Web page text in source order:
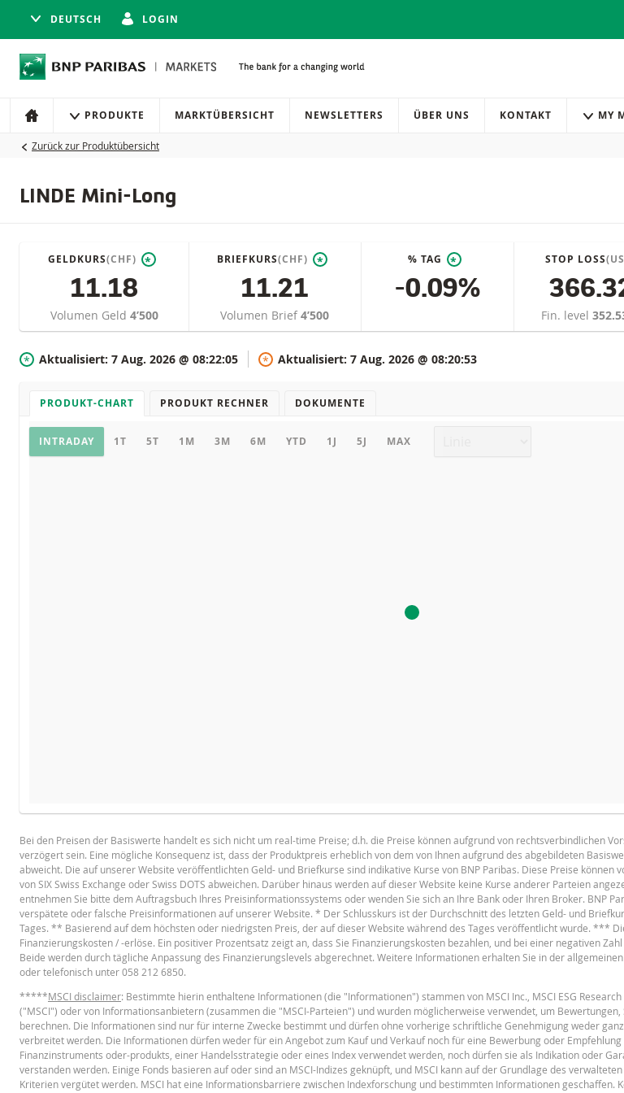
DEUTSCH LOGIN
Navigation
Seitennavigation
HOME PRODUKTE MARKTÜBERSICHT NEWSLETTERS ÜBER UNS KONTAKT MY
Zurück zur Produktübersicht
LINDE Mini-Long
GELDKURS(CHF) *
11.18
Volumen Geld 4’500
BRIEFKURS(CHF) *
11.21
Volumen Brief4’500
% TAG *
-0.09%
STOP LOSS
Fin. level
* Aktualisiert: 7 Aug. 2026 @ 08:22:05 * Aktualisiert: 7 Aug. 2026 @ 08:20:53
PRODUKT-CHART PRODUKT RECHNER DOKUMENTE
Chart
INTRADAY 1T 5T 1M 3M 6M YTD 1J 5J MAX
NEUER REFERENZKURS STÜCKZAHL
AKTUELLE
Referenzkurs
Finanzierungslevel
Stop Loss Level
Leverage
Wert Position (CHF)
Mini Future (CHF)
BROSCHÜRE
Deutsch PDF English
BASISPROSPEKT
English
TERMSHEET
Bei den Preisen der Basiswerte handelt es sich nicht um real-time Preise; d.h. die Preise können aufgrund von rechtsverbindlichen
verzögert sein. Eine mögliche Konsequenz ist, dass der Produktpreis erheblich von dem von Ihnen aufgrund des abgebildeten
abweicht. Die auf unserer Website veröffentlichten Geld- und Briefkurse sind indikative Kurse von BNP Paribas. Diese Preise können
von SIX Swiss Exchange oder Swiss DOTS abweichen. Darüber hinaus werden auf dieser Website keine Kurse anderer Parteien
entnehmen Sie bitte dem Auftragsbuch Ihres Preisinformationssystems oder wenden Sie sich an Ihre Bank oder Ihren Broker. BNP
verspätete oder falsche Preisinformationen auf unserer Website. * Der Schlusskurs ist der Durchschnitt des letzten Geld- und
Tages. ** Basierend auf dem höchsten oder niedrigsten Preis, der auf dieser Website während des Tages veröffentlicht wurde. ***
Finanzierungskosten / -erlöse. Ein positiver Prozentsatz zeigt an, dass Sie Finanzierungskosten bezahlen, und bei einer negativen
Beide werden durch tägliche Anpassung des Finanzierungslevels abgerechnet. Weitere Informationen erhalten Sie in der
oder telefonisch unter 058 212 6850.
*****MSCI disclaimer: Bestimmte hierin enthaltene Informationen (die "Informationen") stammen von MSCI Inc., MSCI ESG
("MSCI") oder von Informationsanbietern (zusammen die "MSCI-Parteien") und wurden möglicherweise verwendet, um
berechnen. Die Informationen sind nur für interne Zwecke bestimmt und dürfen ohne vorherige schriftliche Genehmigung weder
verbreitet werden. Die Informationen dürfen weder für ein Angebot zum Kauf und Verkauf noch für eine Bewerbung oder
Finanzinstruments oder-produkts, einer Handelsstrategie oder eines Index verwendet werden, noch dürfen sie als Indikation oder
verstanden werden. Einige Fonds basieren auf oder sind an MSCI-Indizes geknüpft, und MSCI kann auf der Grundlage des
Kriterien vergütet werden. MSCI hat eine Informationsbarriere zwischen Indexforschung und bestimmten Informationen geschaffen.